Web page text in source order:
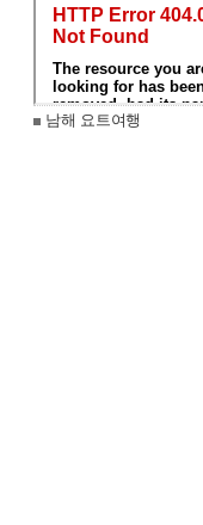
남해 요트여행